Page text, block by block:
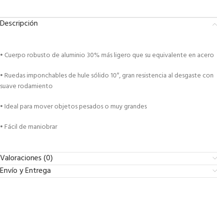
Descripción
• Cuerpo robusto de aluminio 30% más ligero que su equivalente en acero
• Ruedas imponchables de hule sólido 10″, gran resistencia al desgaste con
suave rodamiento
• Ideal para mover objetos pesados o muy grandes
• Fácil de maniobrar
Valoraciones (0)
Envío y Entrega